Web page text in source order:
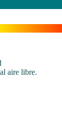
aire libre.